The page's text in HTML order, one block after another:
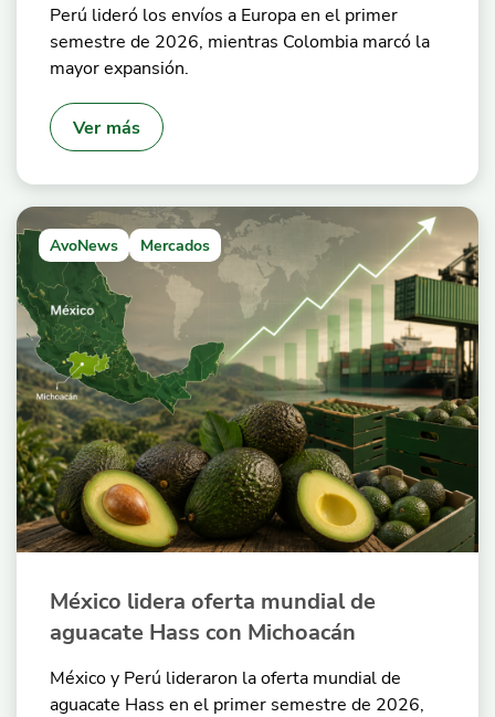
Perú lideró los envíos a Europa en el primer
semestre de 2026, mientras Colombia marcó la
mayor expansión.
Ver más
AvoNews Mercados
México lidera oferta mundial de
aguacate Hass con Michoacán
México y Perú lideraron la oferta mundial de
aguacate Hass en el primer semestre de 2026,